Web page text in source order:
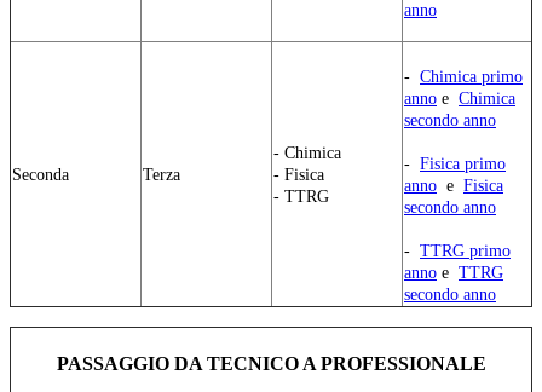
anno
Seconda Terza
- Chimica
- Fisica
- TTRG
- Chimica primo
anno e Chimica
secondo anno
- Fisica primo
anno e Fisica
secondo anno
- TTRG primo
anno e TTRG
secondo anno
PASSAGGIO DA TECNICO A PROFESSIONALE